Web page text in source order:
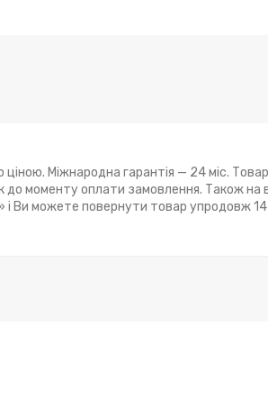
Міжнародна гарантія — 24 міс.
моменту оплати замовлення. Також на
і Ви можете повернути товар упродовж 14